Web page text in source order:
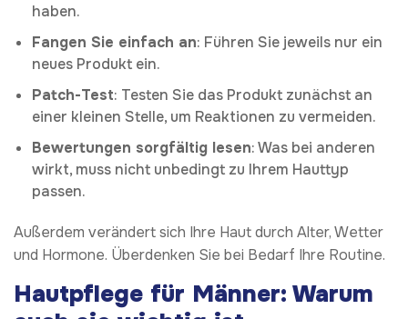
haben.
Fangen Sie einfach an: Führen Sie jeweils nur ein
neues Produkt ein.
Patch-Test: Testen Sie das Produkt zunächst an
einer kleinen Stelle, um Reaktionen zu vermeiden.
Bewertungen sorgfältig lesen: Was bei anderen
wirkt, muss nicht unbedingt zu Ihrem Hauttyp
passen.
Außerdem verändert sich Ihre Haut durch Alter, Wetter
und Hormone. Überdenken Sie bei Bedarf Ihre Routine.
Hautpflege für Männer: Warum